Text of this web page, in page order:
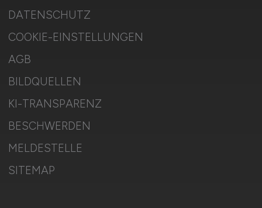
DATENSCHUTZ
COOKIE-EINSTELLUNGEN
AGB
BILDQUELLEN
KI-TRANSPARENZ
BESCHWERDEN
MELDESTELLE
SITEMAP